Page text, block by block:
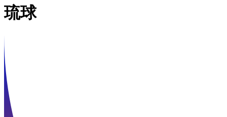
琉球